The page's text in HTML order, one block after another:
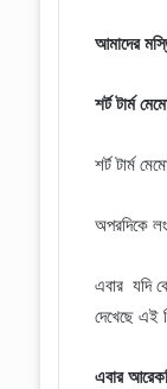
আমাদের
শর্ট টার্ম
শর্ট টার্ম
অপরদিকে
এবার যদি
দেখেছে এই
এবার